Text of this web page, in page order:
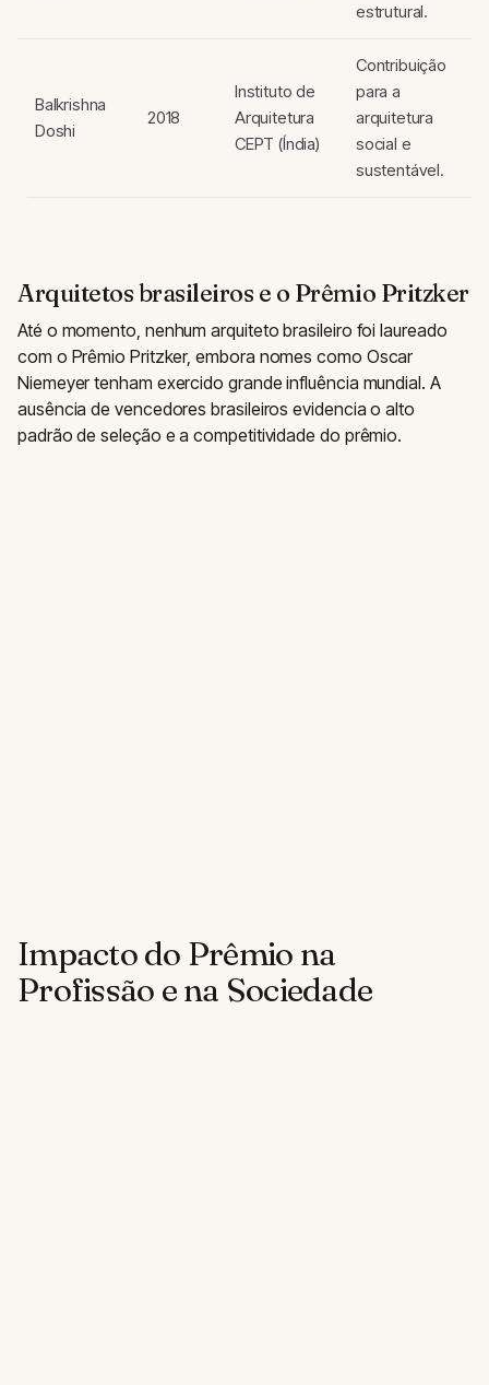
estrutural.
Balkrishna
Doshi
2018
Instituto de
Arquitetura
CEPT (Índia)
Contribuição
para a
arquitetura
social e
sustentável.
Arquitetos brasileiros e o Prêmio Pritzker
Até o momento, nenhum arquiteto brasileiro foi laureado
com o Prêmio Pritzker, embora nomes como Oscar
Niemeyer tenham exercido grande influência mundial. A
ausência de vencedores brasileiros evidencia o alto
padrão de seleção e a competitividade do prêmio.
Impacto do Prêmio na
Profissão e na Sociedade